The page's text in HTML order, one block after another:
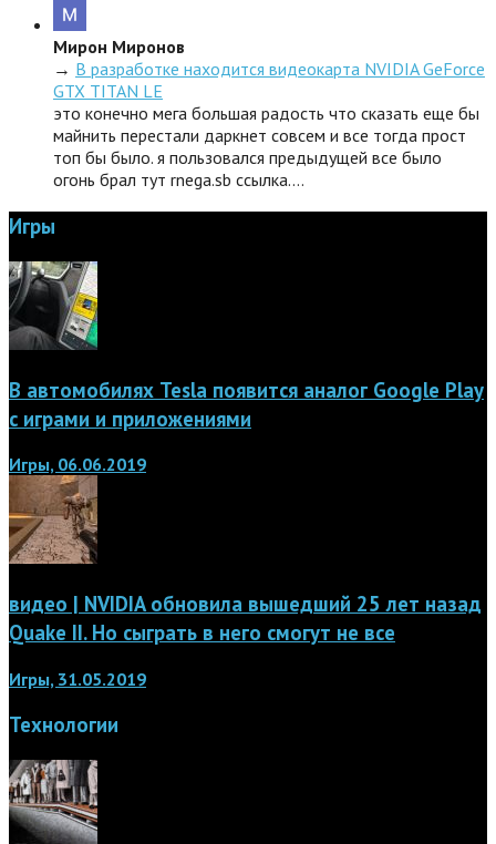
Мирон Миронов
→ В разработке находится видеокарта NVIDIA GeForce
GTX TITAN LE
это конечно мега большая радость что сказать еще бы
майнить перестали даркнет совсем и все тогда прост
топ бы было. я пользовался предыдущей все было
огонь брал тут rnega.sb ссылка.…
Игры
В автомобилях Tesla появится аналог Google Play
с играми и приложениями
Игры, 06.06.2019
видео | NVIDIA обновила вышедший 25 лет назад
Quake II. Но сыграть в него смогут не все
Игры, 31.05.2019
Технологии